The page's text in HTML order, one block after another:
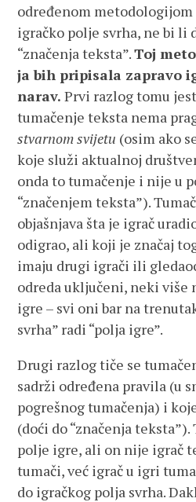
određenom
igračko polje svrha, ne bi li
“značenja teksta”.Toj
ja bih pripisala zapravo
narav. Prvi razlog tomu
tumačenje teksta nema
stvarnom svijetu (osim ako
koje služi aktualnoj
onda to tumačenje i nije u
“značenjem teksta”).
objašnjava šta je igrač
odigrao, ali koji je značaj
imaju drugi igrači ili
odreda uključeni, neki više
igre – svi oni bar na
svrha” radi “polja igre”.
Drugi razlog tiče se
sadrži određena pravila (u
pogrešnog tumačenja) i
(doći do “značenja
polje igre, ali on nije igrač
tumači, već igrač u igri
do igračkog polja svrha.